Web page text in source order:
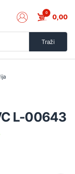
Traži
0 0,00
L-00643